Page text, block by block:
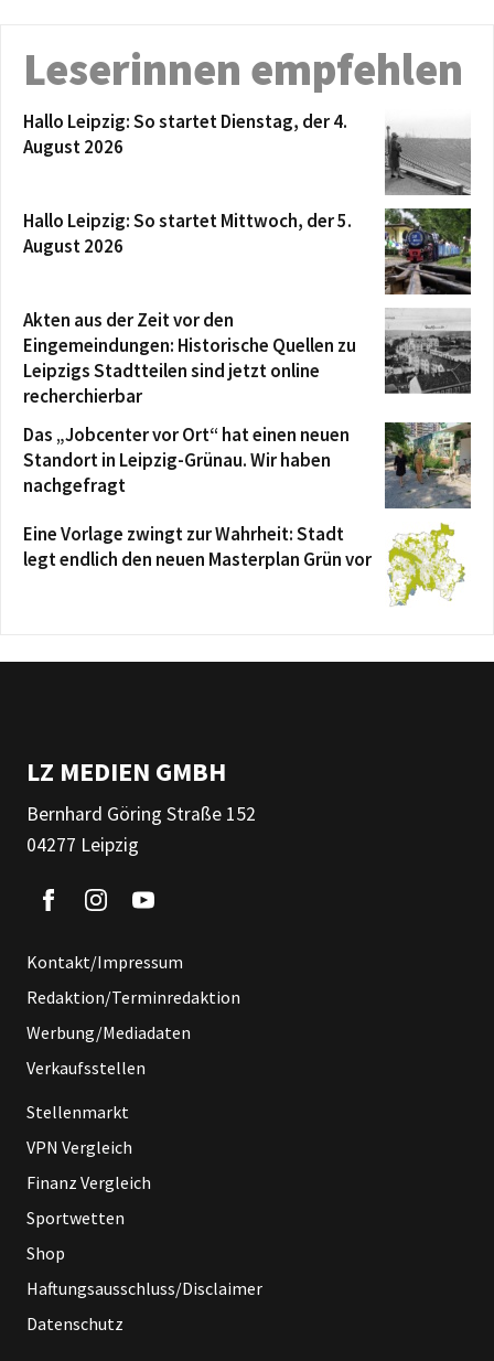
Leserinnen empfehlen
Hallo Leipzig: So startet Dienstag, der 4.
August 2026
Hallo Leipzig: So startet Mittwoch, der 5.
August 2026
Akten aus der Zeit vor den
Eingemeindungen: Historische Quellen zu
Leipzigs Stadtteilen sind jetzt online
recherchierbar
Das „Jobcenter vor Ort“ hat einen neuen
Standort in Leipzig-Grünau. Wir haben
nachgefragt
Eine Vorlage zwingt zur Wahrheit: Stadt
legt endlich den neuen Masterplan Grün vor
LZ MEDIEN GMBH
Bernhard Göring Straße 152
04277 Leipzig
Kontakt/Impressum
Redaktion/Terminredaktion
Werbung/Mediadaten
Verkaufsstellen
Stellenmarkt
VPN Vergleich
Finanz Vergleich
Sportwetten
Shop
Haftungsausschluss/Disclaimer
Datenschutz